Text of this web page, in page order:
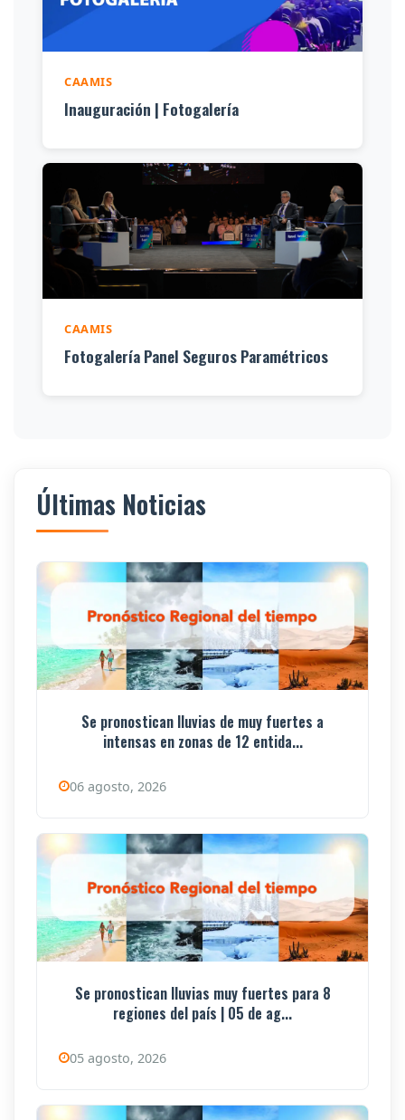
CAAMIS
Inauguración | Fotogalería
CAAMIS
Fotogalería Panel Seguros Paramétricos
Últimas Noticias
Se pronostican lluvias de muy fuertes a
intensas en zonas de 12 entida...
06 agosto, 2026
Se pronostican lluvias muy fuertes para 8
regiones del país | 05 de ag...
05 agosto, 2026